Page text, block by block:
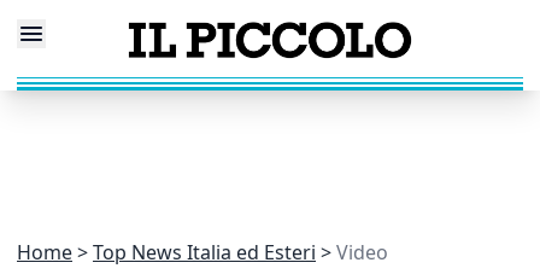
Home Top News Italia ed Esteri Video